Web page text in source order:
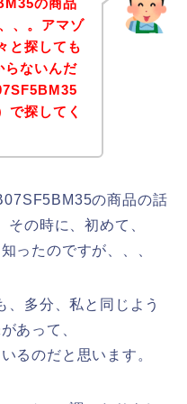
の商品
、。アマゾ
と探しても
らないんだ
で探してく
の商品の話
の時に、初めて、
ったのですが、、、
、多分、私と同じよう
あって、
るのだと思います。